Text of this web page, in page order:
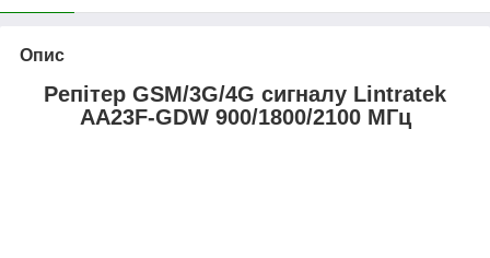
Опис
Репітер GSM/3G/4G сигналу Lintratek
AA23F-GDW 900/1800/2100 МГц